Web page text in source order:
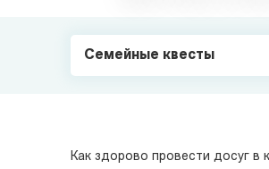
Семейные квесты
Как здорово провести досуг в